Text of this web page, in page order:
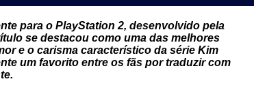
para o PlayStation 2, desenvolvido pela
se destacou como uma das melhores
e o carisma característico da série Kim
um favorito entre os fãs por traduzir com